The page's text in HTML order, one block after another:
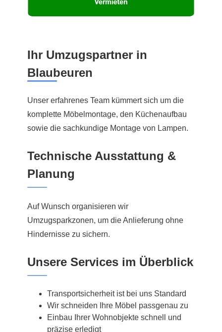
Ihr Umzugspartner in
Blaubeuren
Unser erfahrenes Team kümmert sich um die
komplette Möbelmontage, den Küchenaufbau
sowie die sachkundige Montage von Lampen.
Technische Ausstattung &
Planung
Auf Wunsch organisieren wir
Umzugsparkzonen, um die Anlieferung ohne
Hindernisse zu sichern.
Unsere Services im Überblick
Transportsicherheit ist bei uns Standard
Wir schneiden Ihre Möbel passgenau zu
Einbau Ihrer Wohnobjekte schnell und
präzise erledigt